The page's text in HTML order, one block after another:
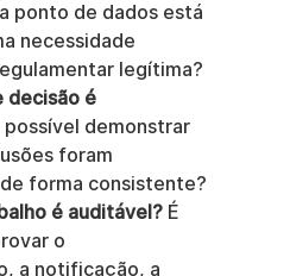
ponto de dados está
necessidade
legítima?
decisão é
demonstrar
foram
forma consistente?
é auditável? É
o
a notificação, a